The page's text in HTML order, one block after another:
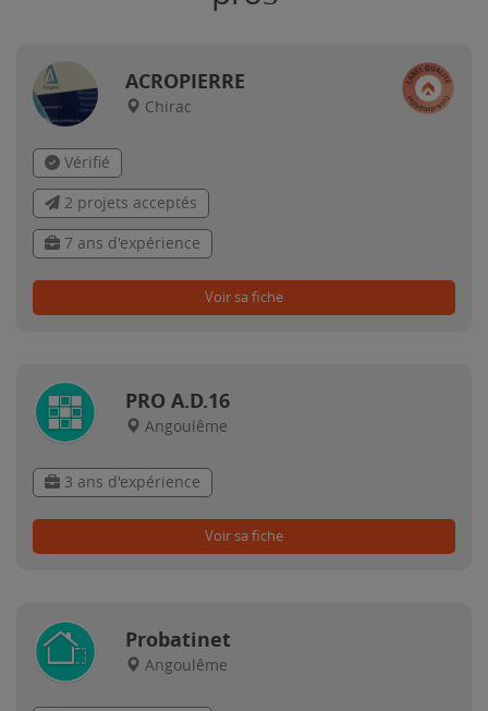
ACROPIERRE
Chirac
Vérifié
2 projets acceptés
7 ans d'expérience
Voir sa fiche
PRO A.D.16
Angoulême
3 ans d'expérience
Voir sa fiche
Probatinet
Angoulême